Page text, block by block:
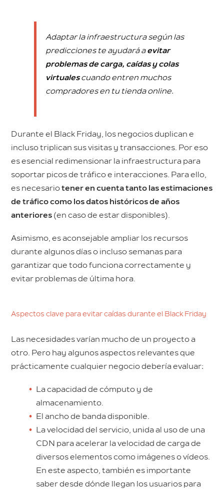
Adaptar la infraestructura según las
predicciones te ayudará aevitar
problemas de carga, caídas y colas
virtualescuando entren muchos
compradores en tu tienda online.
Durante el Black Friday, los negocios duplican e
incluso triplican sus visitas y transacciones. Por eso
es esencial redimensionar la infraestructura para
soportar picos de tráfico e interacciones. Para ello,
es necesariotener en cuenta tanto las estimaciones
de tráfico como los datos históricos de años
anteriores (en caso de estar disponibles).
Asimismo, es aconsejable ampliar los recursos
durante algunos días o incluso semanas para
garantizar que todo funciona correctamente y
evitar problemas de última hora.
Aspectos clave para evitar caídas durante el Black Friday
Las necesidades varían mucho de un proyecto a
otro. Pero hay algunos aspectos relevantes que
prácticamente cualquier negocio debería evaluar:
La capacidad de cómputo y de
almacenamiento.
El ancho de banda disponible.
La velocidad del servicio, unida al uso de una
CDN para acelerar la velocidad de carga de
diversos elementos como imágenes o vídeos.
En este aspecto, también es importante
saber desde dónde llegan los usuarios para